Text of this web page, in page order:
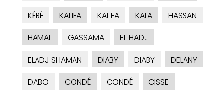
KÉBÉ KALIFA KALIFA KALA
HASSAN
HAMAL
GASSAMA
EL HADJ
ELADJ SHAMAN
DIABY DIABY
DELANY
DABO
CONDÉ CONDÉ
CISSE